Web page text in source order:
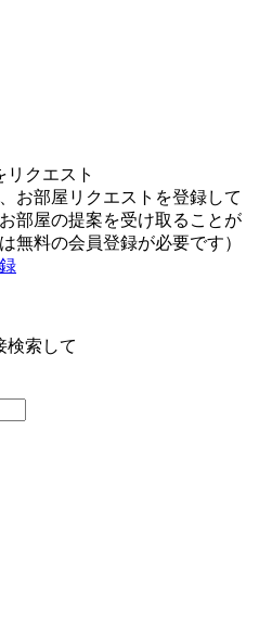
リクエスト
お部屋リクエストを登録して
部屋の提案を受け取ることが
無料の会員登録が必要です）
検索して